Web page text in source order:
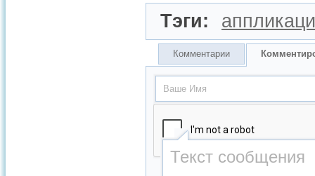
Тэги:
Комментарии